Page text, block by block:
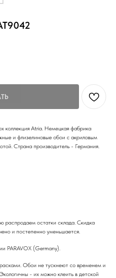
коллекция Atria. Немецкая фабрика
и флизелиновые обои с акриловым
Страна производитель - Германия.
распродаем остатки склада. Скидка
и постепенно уменьшается.
PARAVOX (Germany).
Обои не тускнеют со временем и
- их можно клеить в детской